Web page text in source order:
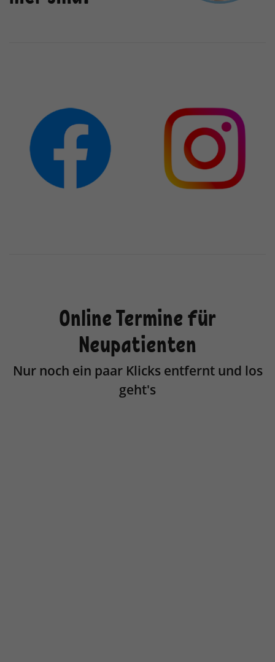
Online Termine für
Neupatienten
Nur noch ein paar Klicks entfernt und los
geht's
Anbieter TYPO3